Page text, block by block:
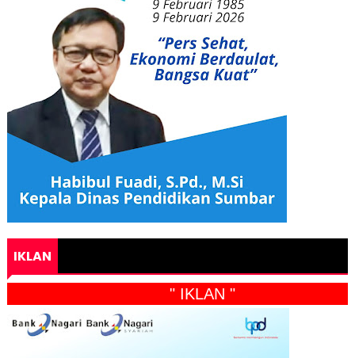
IKLAN
" IKLAN "